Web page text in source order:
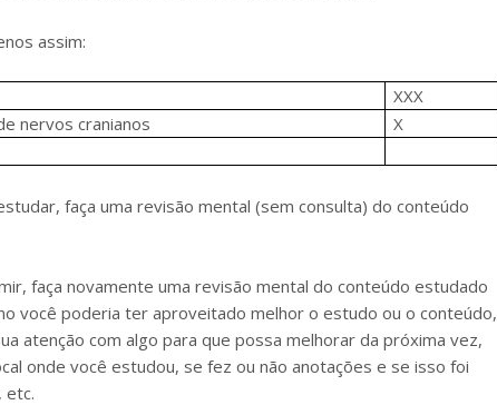
assim:
XXX
nervos cranianos
X
faça uma revisão mental (sem consulta) do conteúdo
faça novamente uma revisão mental do conteúdo estudado
você poderia ter aproveitado melhor o estudo ou o conteúdo,
atenção com algo para que possa melhorar da próxima vez,
onde você estudou, se fez ou não anotações e se isso foi
etc.